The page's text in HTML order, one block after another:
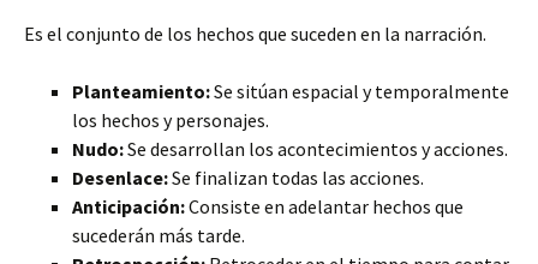
Es el conjunto de los hechos que suceden en la narración.
Planteamiento:Se sitúan espacial y temporalmente
los hechos y personajes.
Nudo:Se desarrollan los acontecimientos y acciones.
Desenlace:Se finalizan todas las acciones.
Anticipación:Consiste en adelantar hechos que
sucederán más tarde.